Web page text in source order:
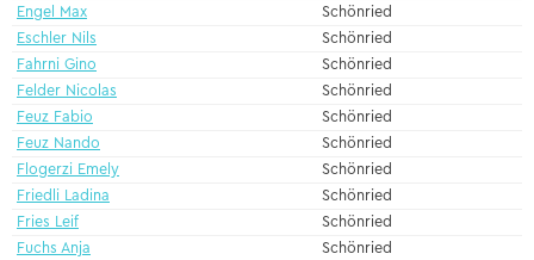
Engel Max
Schönried
Eschler Nils
Schönried
Fahrni Gino
Schönried
Felder Nicolas
Schönried
Feuz Fabio
Schönried
Feuz Nando
Schönried
Flogerzi Emely
Schönried
Friedli Ladina
Schönried
Fries Leif
Schönried
Fuchs Anja
Schönried